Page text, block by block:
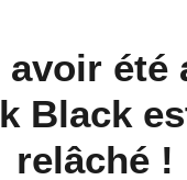
avoir été
Black
relâché !